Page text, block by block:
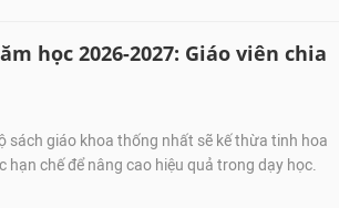
học 2026-2027: Giáo viên chia
sách giáo khoa thống nhất sẽ kế thừa tinh hoa
hạn chế để nâng cao hiệu quả trong dạy học.